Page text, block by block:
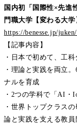
国内初「国際性×先進
門職大学【変わる大学
https://benesse.jp/
【記事内容】
・日本で初めて、工
・理論と実践を両立
ナルを育成
・2つの学科で「AI・
・世界トップクラス
論と実践を支える教員